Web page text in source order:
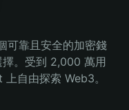
可靠且安全的加密錢
。受到 2,000 萬用
自由探索 Web3。